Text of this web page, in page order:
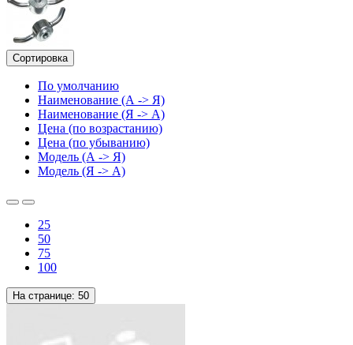
Сортировка
По умолчанию
Наименование (А -> Я)
Наименование (Я -> А)
Цена (по возрастанию)
Цена (по убыванию)
Модель (А -> Я)
Модель (Я -> А)
25
50
75
100
На странице: 50